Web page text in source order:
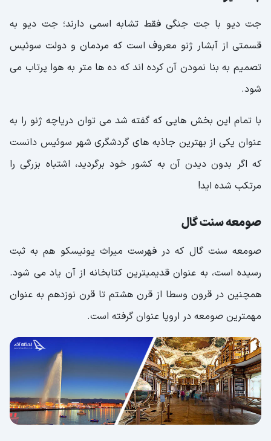
جت دیو با جت جنگی فقط تشابه اسمی دارند؛ جت دیو به
قسمتی از آبشار ژنو معروف است که مردمان و دولت سوئیس
تصمیم به بنا نمودن آن کرده اند که ده ها متر به هوا پرتاب می
شود.
با تمام این بخش هایی که گفته شد می توان دریاچه ژنو را به
عنوان یکی از بهترین جاذبه های گردشگری شهر سوئیس دانست
که اگر بدون دیدن آن به کشور خود برگردید، اشتباه بزرگی را
مرتکب شده اید!
صومعه سنت گال
صومعه سنت گال که در فهرست میراث یونیسکو هم به ثبت
رسیده است، به عنوان قدیمیترین کتابخانه از آن یاد می شود.
همچنین در قرون وسطا از قرن هشتم تا قرن نوزدهم به عنوان
مهمترین صومعه در اروپا عنوان گرفته است.